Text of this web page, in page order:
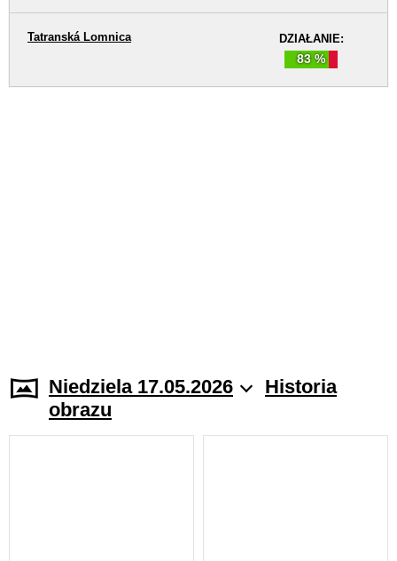
DZIAŁANIE:
83 %
Tatranská Lomnica
Niedziela 17.05.2026
Historia
obrazu